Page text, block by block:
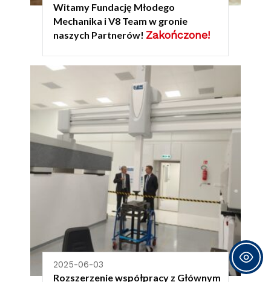
Witamy Fundację Młodego
Mechanika i V8 Team w gronie
naszych Partnerów! Zakończone!
2025-06-03
Rozszerzenie współpracy z Głównym